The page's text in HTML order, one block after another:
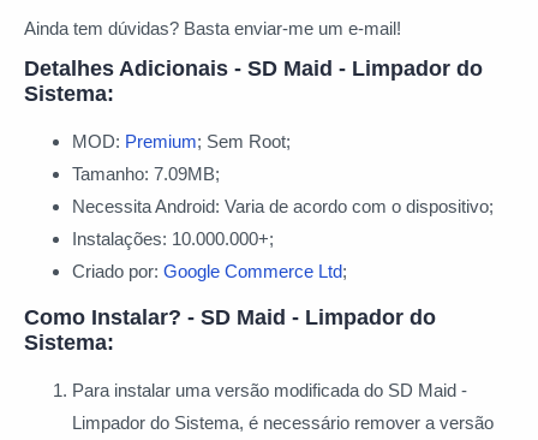
Ainda tem dúvidas? Basta enviar-me um e-mail!
Detalhes Adicionais - SD Maid - Limpador do
Sistema:
MOD: Premium; Sem Root;
Tamanho: 7.09MB;
Necessita Android: Varia de acordo com o dispositivo;
Instalações: 10.000.000+;
Criado por: Google Commerce Ltd;
Como Instalar? - SD Maid - Limpador do
Sistema:
Para instalar uma versão modificada do SD Maid -
Limpador do Sistema, é necessário remover a versão